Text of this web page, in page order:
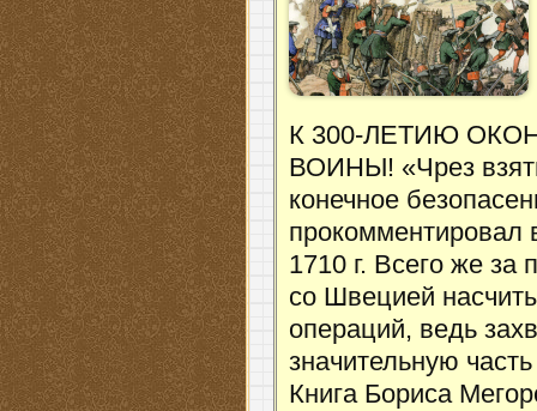
К 300-ЛЕТИЮ
ВОИНЫ! «Чрез
конечное
прокомментировал
1710 г. Всего же
со Швецией
операций, ведь
значительную
Книга Бориса